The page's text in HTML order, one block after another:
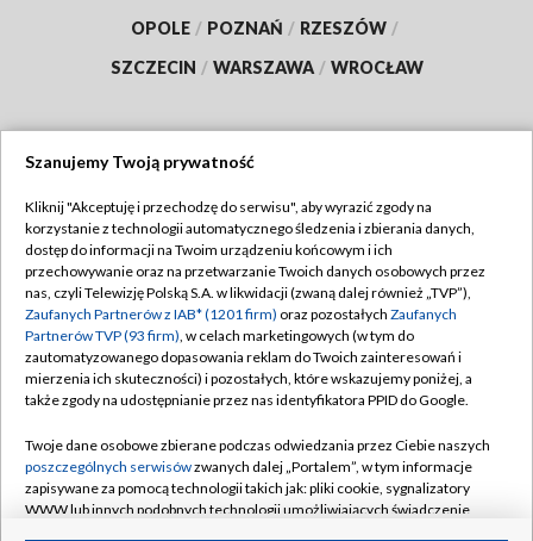
OPOLE / POZNAŃ / RZESZÓW /
SZCZECIN / WARSZAWA / WROCŁAW
TVP
Abonament TVP
Emisja w TVP
Centrum informacji TVP
Naziemna Telewizja Cyfrowa
Rada Programowa
System NOS
Regulamin TVP
Polityka prywatności
Moje zgody
Pomoc
Kontakt
Szanujemy Twoją prywatność
Kliknij "Akceptuję i przechodzę do serwisu", aby wyrazić zgody na
korzystanie z technologii automatycznego śledzenia i zbierania danych,
dostęp do informacji na Twoim urządzeniu końcowym i ich
przechowywanie oraz na przetwarzanie Twoich danych osobowych przez
nas, czyli Telewizję Polską S.A. w likwidacji (zwaną dalej również „TVP”),
Zaufanych Partnerów z IAB* (1201 firm) oraz pozostałych Zaufanych
Partnerów TVP (93 firm), w celach marketingowych (w tym do
zautomatyzowanego dopasowania reklam do Twoich zainteresowań i
mierzenia ich skuteczności) i pozostałych, które wskazujemy poniżej, a
także zgody na udostępnianie przez nas identyfikatora PPID do Google.
Twoje dane osobowe zbierane podczas odwiedzania przez Ciebie naszych
poszczególnych serwisówzwanych dalej „Portalem”, w tym informacje
zapisywane za pomocą technologii takich jak: pliki cookie, sygnalizatory
WWW lub innych podobnych technologii umożliwiających świadczenie